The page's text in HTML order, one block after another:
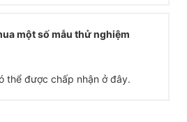
một số mẫu thử nghiệm
thể được chấp nhận ở đây.